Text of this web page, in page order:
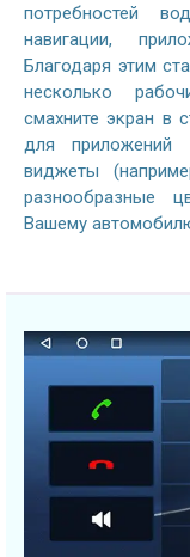
потребностей
навигации,
Благодаря этим
несколько
смахните экран в
для приложений
виджеты
разнообразные
Вашему